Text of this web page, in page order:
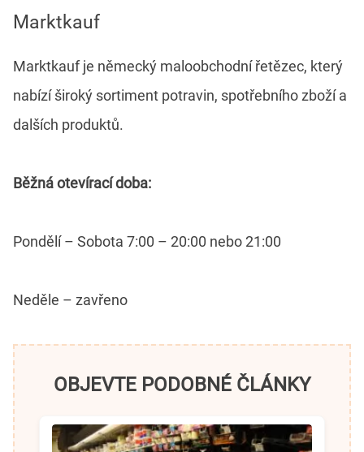
Marktkauf
Marktkauf je německý maloobchodní řetězec, který
nabízí široký sortiment potravin, spotřebního zboží a
dalších produktů.
Běžná otevírací doba:
Pondělí – Sobota 7:00 – 20:00 nebo 21:00
Neděle – zavřeno
OBJEVTE PODOBNÉ ČLÁNKY